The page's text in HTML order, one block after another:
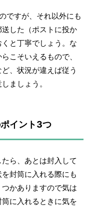
ですが、それ以外にも
した（ポストに投か
と丁寧でしょう。な
こそいえるもので、
、状況が違えば従う
ましょう。
イント3つ
ら、あとは封入して
封筒に入れる際にも
かありますので気は
に入れるときに気を